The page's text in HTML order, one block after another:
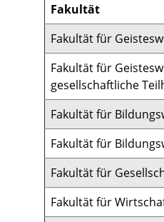
Fakultät
Fakultät für
Fakultät für
gesellschaftliche
Fakultät für
Fakultät für
Fakultät für
Fakultät für